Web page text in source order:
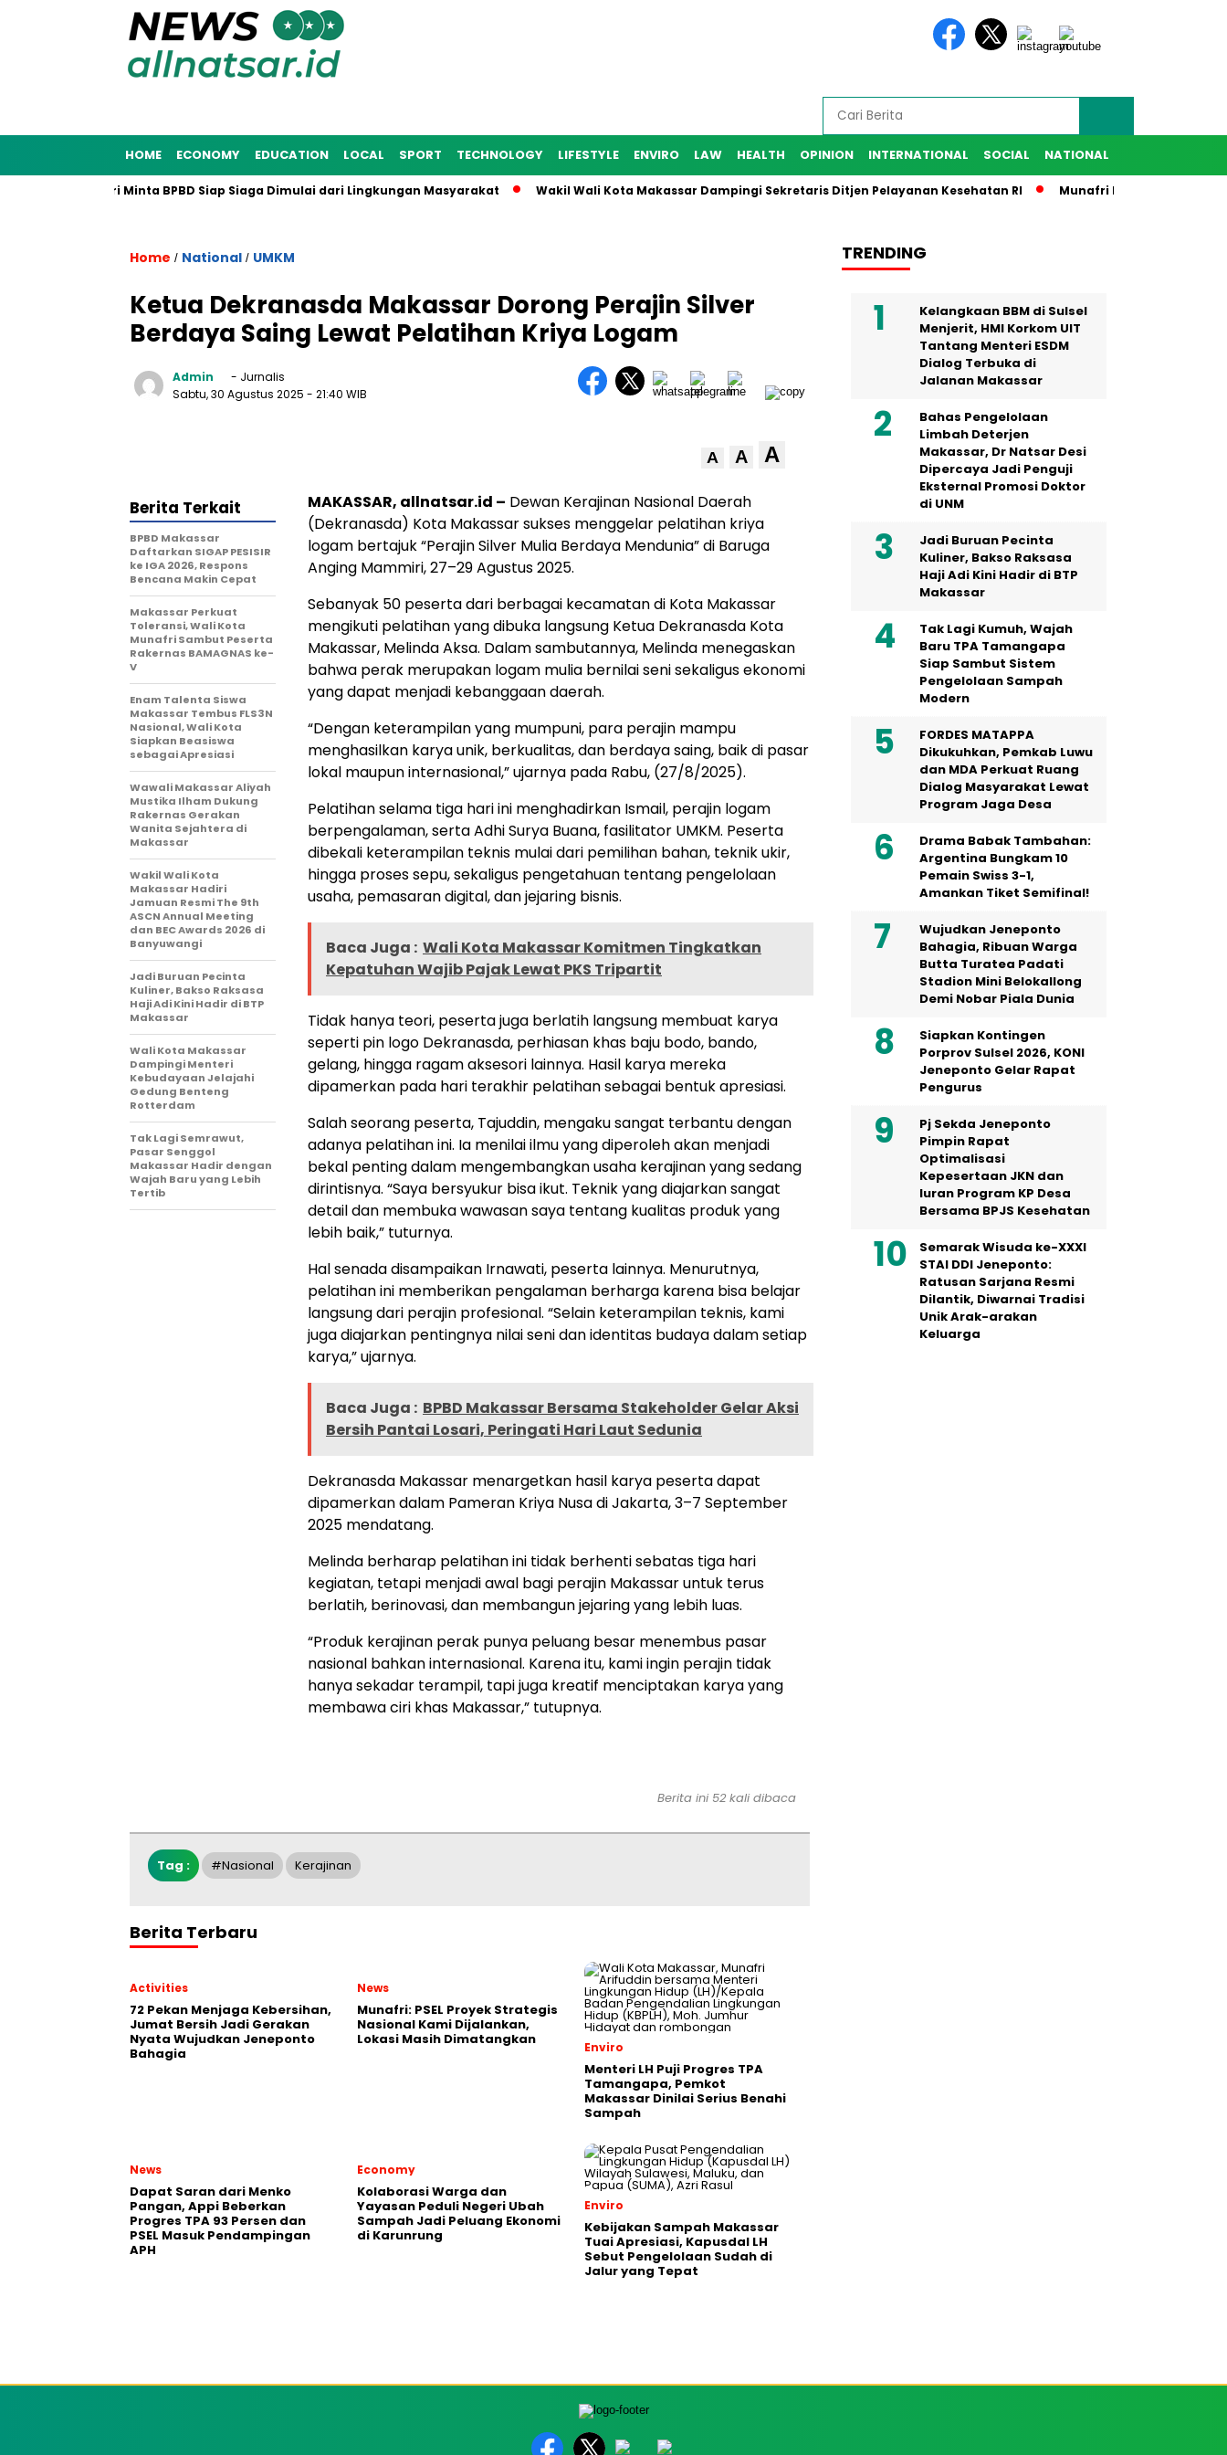
HOME ECONOMY EDUCATION LOCAL SPORT TECHNOLOGY LIFESTYLE ENVIRO LAW HEALTH OPINION INTERNATIONAL SOCIAL NATIONAL
2025, Munafri Minta BPBD Siap Siaga Dimulai dari Lingkungan Masyarakat Wakil Wali Kota Makassar Dampingi Sekretaris Ditjen Pelayanan Kesehatan RI Munafri Harap IKA SMANSA
Home / National / UMKM
Ketua Dekranasda Makassar Dorong Perajin Silver
Berdaya Saing Lewat Pelatihan Kriya Logam
Admin
- Jurnalis
Sabtu, 30 Agustus 2025 - 21:40 WIB
A A A
MAKASSAR, allnatsar.id – Dewan Kerajinan Nasional Daerah
(Dekranasda) Kota Makassar sukses menggelar pelatihan kriya
logam bertajuk “Perajin Silver Mulia Berdaya Mendunia” di Baruga
Anging Mammiri, 27–29 Agustus 2025.
Sebanyak 50 peserta dari berbagai kecamatan di Kota Makassar
mengikuti pelatihan yang dibuka langsung Ketua Dekranasda Kota
Makassar, Melinda Aksa. Dalam sambutannya, Melinda menegaskan
bahwa perak merupakan logam mulia bernilai seni sekaligus ekonomi
yang dapat menjadi kebanggaan daerah.
“Dengan keterampilan yang mumpuni, para perajin mampu
menghasilkan karya unik, berkualitas, dan berdaya saing, baik di pasar
lokal maupun internasional,” ujarnya pada Rabu, (27/8/2025).
Pelatihan selama tiga hari ini menghadirkan Ismail, perajin logam
berpengalaman, serta Adhi Surya Buana, fasilitator UMKM. Peserta
dibekali keterampilan teknis mulai dari pemilihan bahan, teknik ukir,
hingga proses sepu, sekaligus pengetahuan tentang pengelolaan
usaha, pemasaran digital, dan jejaring bisnis.
Baca Juga : Wali Kota Makassar Komitmen Tingkatkan
Kepatuhan Wajib Pajak Lewat PKS Tripartit
Tidak hanya teori, peserta juga berlatih langsung membuat karya
seperti pin logo Dekranasda, perhiasan khas baju bodo, bando,
gelang, hingga ragam aksesori lainnya. Hasil karya mereka
dipamerkan pada hari terakhir pelatihan sebagai bentuk apresiasi.
Salah seorang peserta, Tajuddin, mengaku sangat terbantu dengan
adanya pelatihan ini. Ia menilai ilmu yang diperoleh akan menjadi
bekal penting dalam mengembangkan usaha kerajinan yang sedang
dirintisnya. “Saya bersyukur bisa ikut. Teknik yang diajarkan sangat
detail dan membuka wawasan saya tentang kualitas produk yang
lebih baik,” tuturnya.
Hal senada disampaikan Irnawati, peserta lainnya. Menurutnya,
pelatihan ini memberikan pengalaman berharga karena bisa belajar
langsung dari perajin profesional. “Selain keterampilan teknis, kami
juga diajarkan pentingnya nilai seni dan identitas budaya dalam setiap
karya,” ujarnya.
Baca Juga : BPBD Makassar Bersama Stakeholder Gelar Aksi
Bersih Pantai Losari, Peringati Hari Laut Sedunia
Dekranasda Makassar menargetkan hasil karya peserta dapat
dipamerkan dalam Pameran Kriya Nusa di Jakarta, 3–7 September
2025 mendatang.
Melinda berharap pelatihan ini tidak berhenti sebatas tiga hari
kegiatan, tetapi menjadi awal bagi perajin Makassar untuk terus
berlatih, berinovasi, dan membangun jejaring yang lebih luas.
“Produk kerajinan perak punya peluang besar menembus pasar
nasional bahkan internasional. Karena itu, kami ingin perajin tidak
hanya sekadar terampil, tapi juga kreatif menciptakan karya yang
membawa ciri khas Makassar,” tutupnya.
Berita Terkait
BPBD Makassar
Daftarkan SIGAP PESISIR
ke IGA 2026, Respons
Bencana Makin Cepat
Makassar Perkuat
Toleransi, Wali Kota
Munafri Sambut Peserta
Rakernas BAMAGNAS ke-
V
Enam Talenta Siswa
Makassar Tembus FLS3N
Nasional, Wali Kota
Siapkan Beasiswa
sebagai Apresiasi
Wawali Makassar Aliyah
Mustika Ilham Dukung
Rakernas Gerakan
Wanita Sejahtera di
Makassar
Wakil Wali Kota
Makassar Hadiri
Jamuan Resmi The 9th
ASCN Annual Meeting
dan BEC Awards 2026 di
Banyuwangi
Jadi Buruan Pecinta
Kuliner, Bakso Raksasa
Haji Adi Kini Hadir di BTP
Makassar
Wali Kota Makassar
Dampingi Menteri
Kebudayaan Jelajahi
Gedung Benteng
Rotterdam
Tak Lagi Semrawut,
Pasar Senggol
Makassar Hadir dengan
Wajah Baru yang Lebih
Tertib
Berita ini 52 kali dibaca
Tag : #nasional Kerajinan
Berita Terbaru
Activities
72 Pekan Menjaga Kebersihan,
Jumat Bersih Jadi Gerakan
Nyata Wujudkan Jeneponto
Bahagia
News
Munafri: PSEL Proyek Strategis
Nasional Kami Dijalankan,
Lokasi Masih Dimatangkan
Enviro
Menteri LH Puji Progres TPA
Tamangapa, Pemkot
Makassar Dinilai Serius Benahi
Sampah
News
Dapat Saran dari Menko
Pangan, Appi Beberkan
Progres TPA 93 Persen dan
PSEL Masuk Pendampingan
APH
Economy
Kolaborasi Warga dan
Yayasan Peduli Negeri Ubah
Sampah Jadi Peluang Ekonomi
di Karunrung
Enviro
Kebijakan Sampah Makassar
Tuai Apresiasi, Kapusdal LH
Sebut Pengelolaan Sudah di
Jalur yang Tepat
TRENDING
Kelangkaan BBM di Sulsel
Menjerit, HMI Korkom UIT
Tantang Menteri ESDM
Dialog Terbuka di
Jalanan Makassar
Bahas Pengelolaan
Limbah Deterjen
Makassar, Dr Natsar Desi
Dipercaya Jadi Penguji
Eksternal Promosi Doktor
di UNM
Jadi Buruan Pecinta
Kuliner, Bakso Raksasa
Haji Adi Kini Hadir di BTP
Makassar
Tak Lagi Kumuh, Wajah
Baru TPA Tamangapa
Siap Sambut Sistem
Pengelolaan Sampah
Modern
FORDES MATAPPA
Dikukuhkan, Pemkab Luwu
dan MDA Perkuat Ruang
Dialog Masyarakat Lewat
Program Jaga Desa
Drama Babak Tambahan:
Argentina Bungkam 10
Pemain Swiss 3-1,
Amankan Tiket Semifinal!
Wujudkan Jeneponto
Bahagia, Ribuan Warga
Butta Turatea Padati
Stadion Mini Belokallong
Demi Nobar Piala Dunia
Siapkan Kontingen
Porprov Sulsel 2026, KONI
Jeneponto Gelar Rapat
Pengurus
Pj Sekda Jeneponto
Pimpin Rapat
Optimalisasi
Kepesertaan JKN dan
Iuran Program KP Desa
Bersama BPJS Kesehatan
Semarak Wisuda ke-XXXI
STAI DDI Jeneponto:
Ratusan Sarjana Resmi
Dilantik, Diwarnai Tradisi
Unik Arak-arakan
Keluarga